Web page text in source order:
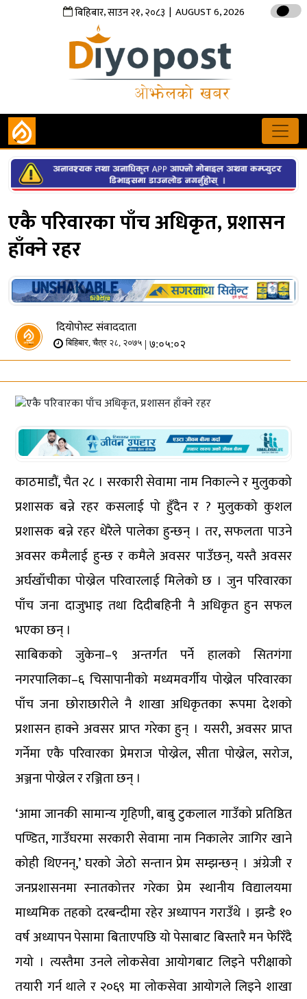
बिहिबार,साउन२१,२०८३ | AUGUST 6, 2026
एकै परिवारका पाँच अधिकृत, प्रशासन
हाँक्ने रहर
दियोपोस्ट संवाददाता
बिहिबार, चैत्र २८, २०७५ | ७:०५:०२
काठमाडौं, चैत २८ । सरकारी सेवामा नाम निकाल्ने र मुलुकको
प्रशासक बन्ने रहर कसलाई पो हुँदैन र ? मुलुकको कुशल
प्रशासक बन्ने रहर धेरैले पालेका हुन्छन् । तर, सफलता पाउने
अवसर कमैलाई हुन्छ र कमैले अवसर पाउँछन्, यस्तै अवसर
अर्घखाँचीका पोख्रेल परिवारलाई मिलेको छ । जुन परिवारका
पाँच जना दाजुभाइ तथा दिदीबहिनी नै अधिकृत हुन सफल
भएका छन् ।
साबिकको जुकेना–९ अन्तर्गत पर्ने हालको सितगंगा
नगरपालिका–६ चिसापानीको मध्यमवर्गीय पोख्रेल परिवारका
पाँच जना छोराछारीले नै शाखा अधिकृतका रूपमा देशको
प्रशासन हाक्ने अवसर प्राप्त गरेका हुन् । यसरी, अवसर प्राप्त
गर्नेमा एकै परिवारका प्रेमराज पोख्रेल, सीता पोख्रेल, सरोज,
अञ्जना पोख्रेल र रञ्जिता छन् ।
‘आमा जानकी सामान्य गृहिणी, बाबु टुकलाल गाउँको प्रतिष्ठित
पण्डित, गाउँघरमा सरकारी सेवामा नाम निकालेर जागिर खाने
कोही थिएनन्,’ घरको जेठो सन्तान प्रेम सम्झन्छन् । अंग्रेजी र
जनप्रशासनमा स्नातकोत्तर गरेका प्रेम स्थानीय विद्यालयमा
माध्यमिक तहको दरबन्दीमा रहेर अध्यापन गराउँथे । झन्डै १०
वर्ष अध्यापन पेसामा बिताएपछि यो पेसाबाट बिस्तारै मन फेरिँदै
गयो । त्यस्तैमा उनले लोकसेवा आयोगबाट लिइने परीक्षाको
तयारी गर्न थाले र २०६९ मा लोकसेवा आयोगले लिइने शाखा